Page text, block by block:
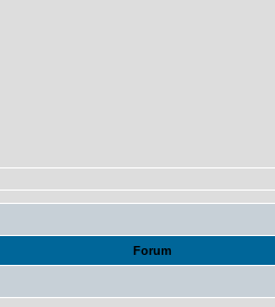
Forum